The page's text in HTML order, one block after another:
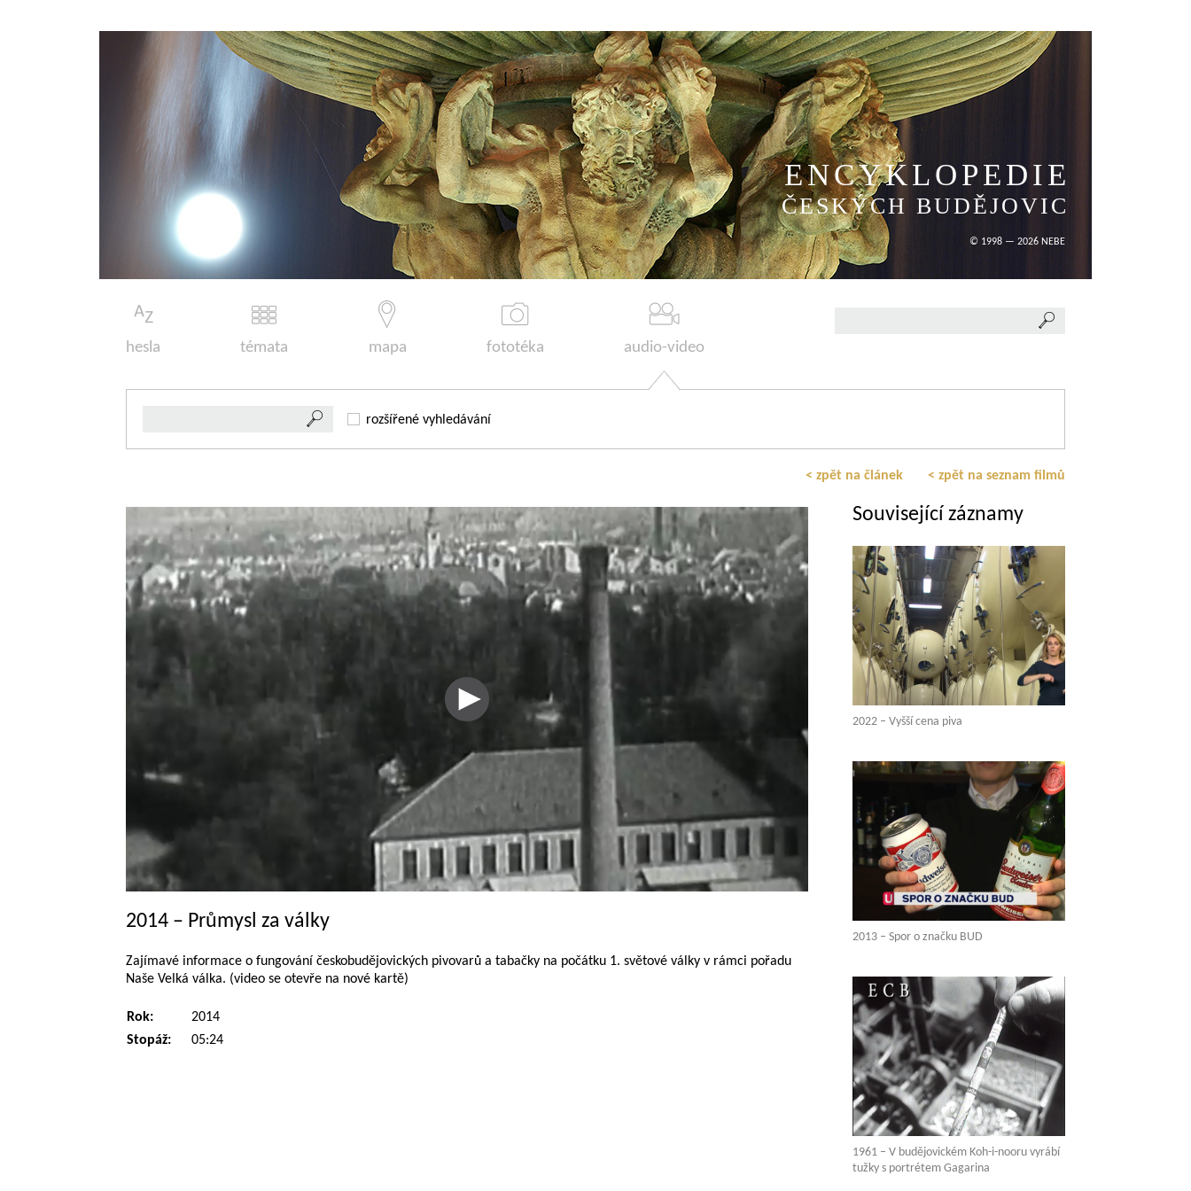
ENCYKLOPEDIE
ČESKÝCH BUDĚJOVIC
© 1998 — 2026 NEBE
hesla témata mapa fototéka audio-video
rozšířené vyhledávání
< zpět na článek < zpět na seznam filmů
2014 – Průmysl za války
Zajímavé informace o fungování českobudějovických pivovarů a tabačky na počátku 1. světové války v rámci pořadu
Naše Velká válka. (video se otevře na nové kartě)
Rok:
2014
Stopáž:
05:24
Související záznamy
2022 – Vyšší cena piva
2013 – Spor o značku BUD
1961 – V budějovickém Koh-i-nooru vyrábí
tužky s portrétem Gagarina